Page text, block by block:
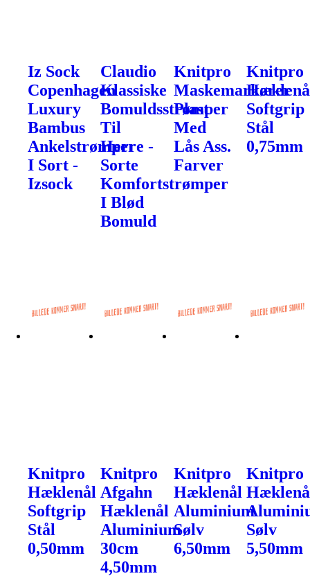
Iz Sock
Copenhagen
Luxury
Bambus
Ankelstrømper
I Sort -
Izsock
Claudio
Klassiske
Bomuldsstrømper
Til
Herre -
Sorte
Komfortstrømper
I Blød
Bomuld
Knitpro
Maskemarkører
Plast
Med
Lås Ass.
Farver
Knitpro
Softgrip
Stål
0,75mm
Knitpro
Hæklenål
Softgrip
Stål
0,50mm
Knitpro
Afgahn
Hæklenål
Aluminium
30cm
4,50mm
Knitpro
Hæklenål
Aluminium
Sølv
6,50mm
Knitpro
Sølv
5,50mm